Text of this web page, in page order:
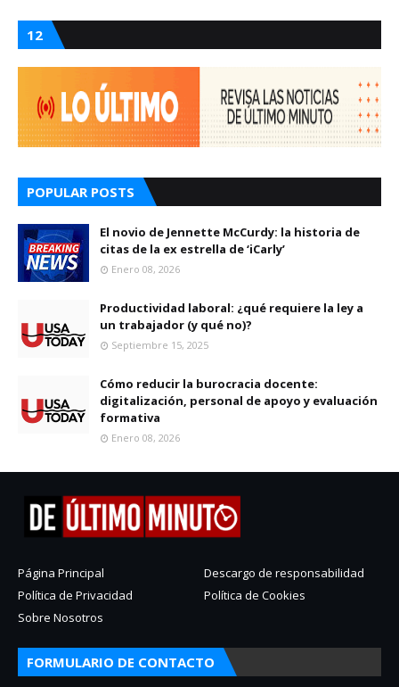
12
POPULAR POSTS
El novio de Jennette McCurdy: la historia de
citas de la ex estrella de ‘iCarly’
Enero 08, 2026
Productividad laboral: ¿qué requiere la ley a
un trabajador (y qué no)?
Septiembre 15, 2025
Cómo reducir la burocracia docente:
digitalización, personal de apoyo y evaluación
formativa
Enero 08, 2026
Página Principal
Descargo de responsabilidad
Política de Privacidad
Política de Cookies
Sobre Nosotros
FORMULARIO DE CONTACTO